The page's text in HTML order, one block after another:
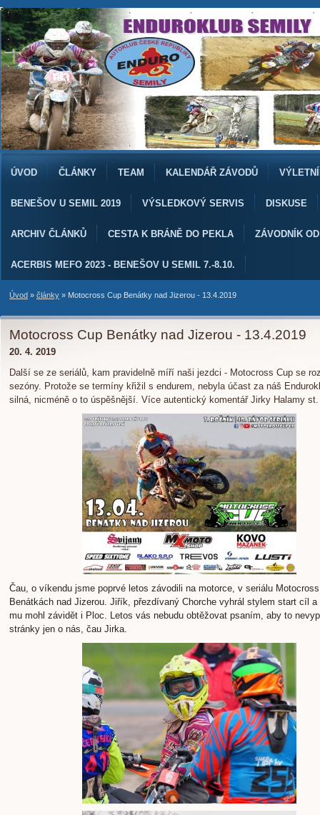
ÚVOD ČLÁNKY TEAM KALENDÁŘ ZÁVODŮ
BENEŠOV U SEMIL 2019 VÝSLEDKOVÝ SERVIS DISKUSE
ARCHIV ČLÁNKŮ CESTA K BRÁNĚ DO PEKLA ZÁVODNÍK
ACERBIS MEFO 2023 - BENEŠOV U SEMIL 7.-8.10.
Úvod » články » Motocross Cup Benátky nad Jizerou - 13.4.2019
Motocross Cup Benátky nad Jizerou - 13.4.2019
20. 4. 2019
Další se ze seriálů, kam pravidelně míří naši jezdci - Motocross Cup se
sezóny. Protože se termíny křižil s endurem, nebyla účast za náš
silná, nicméně o to úspěšnější. Více autentický komentář Jirky Halamy st.
Čau, o víkendu jsme poprvé letos závodili na motorce, v seriálu
Benátkách nad Jizerou. Jiřík, přezdívaný Chorche vyhrál stylem start cíl
mu mohl závidět i Ploc. Letos vás nebudu obtěžovat psaním, aby to
stránky jen o nás, čau Jirka.